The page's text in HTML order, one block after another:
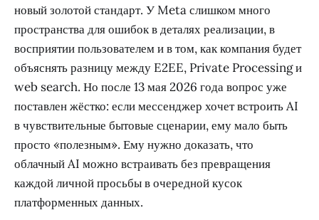
новый золотой стандарт. У Meta слишком много
пространства для ошибок в деталях реализации, в
восприятии пользователем и в том, как компания будет
объяснять разницу между E2EE, Private Processing и
web search. Но после 13 мая 2026 года вопрос уже
поставлен жёстко: если мессенджер хочет встроить AI
в чувствительные бытовые сценарии, ему мало быть
просто «полезным». Ему нужно доказать, что
облачный AI можно встраивать без превращения
каждой личной просьбы в очередной кусок
платформенных данных.